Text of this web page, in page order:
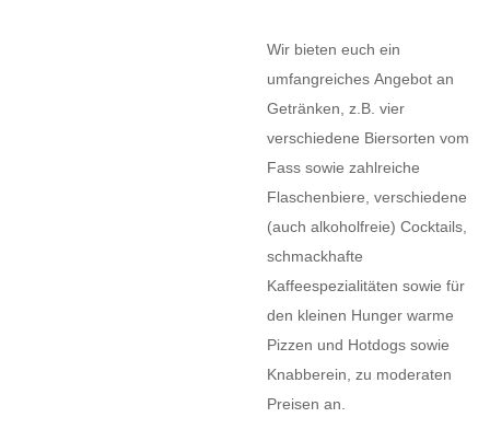
Wir bieten euch ein
umfangreiches Angebot an
Getränken, z.B. vier
verschiedene Biersorten vom
Fass sowie zahlreiche
Flaschenbiere, verschiedene
(auch alkoholfreie) Cocktails,
schmackhafte
Kaffeespezialitäten sowie für
den kleinen Hunger warme
Pizzen und Hotdogs sowie
Knabberein, zu moderaten
Preisen an.